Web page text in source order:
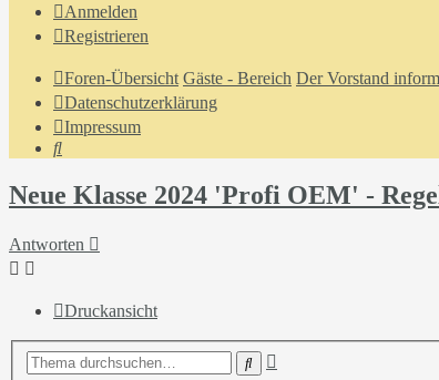
Anmelden
Registrieren
Foren-Übersicht Gäste - Bereich Der Vorstand
Datenschutzerklärung
Impressum
Suche
Neue Klasse 2024 'Profi OEM' -
Antworten
Druckansicht
Suche